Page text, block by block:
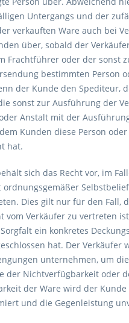
Untergangs und der
verkauften Ware auch bei
über, sobald der
Frachtführer oder der sonst
bestimmten Person
der Kunde den Spediteur,
sonst zur Ausführung der
Anstalt mit der
Kunden diese Person
hat.
sich das Recht vor, im
Dies gilt nur für den Fall,
vom Verkäufer zu vertreten
ein konkretes
hat. Der Verkäufer
unternehmen, um
der Nichtverfügbarkeit oder
der Ware wird der Kunde
und die Gegenleistung